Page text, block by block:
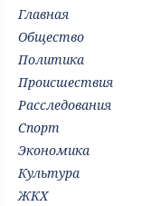
Главная
Общество
Политика
Происшествия
Расследования
Спорт
Экономика
Культура
ЖКХ